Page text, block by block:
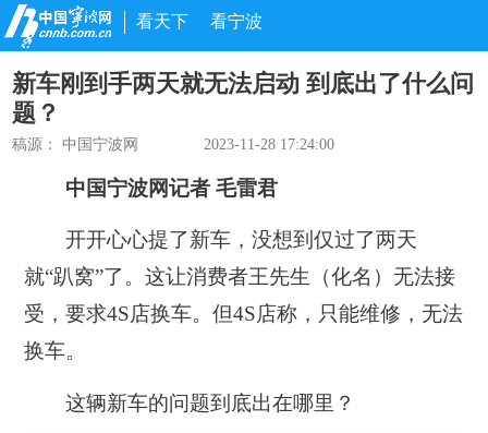
看天下 看宁波
新车刚到手两天就无法启动 到底出了什么问
题？
稿源： 中国宁波网 2023-11-28 17:24:00
中国宁波网记者 毛雷君
开开心心提了新车，没想到仅过了两天
就“趴窝”了。这让消费者王先生（化名）无法接
受，要求4S店换车。但4S店称，只能维修，无法
换车。
这辆新车的问题到底出在哪里？